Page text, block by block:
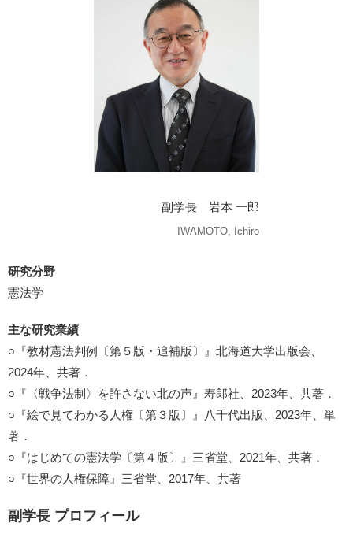
副学長 岩本 一郎
IWAMOTO, Ichiro
研究分野
憲法学
主な研究業績
○『教材憲法判例〔第５版・追補版〕』北海道大学出版会、
2024年、共著．
○『〈戦争法制〉を許さない北の声』寿郎社、2023年、共著．
○『絵で見てわかる人権〔第３版〕』八千代出版、2023年、単
著．
○『はじめての憲法学〔第４版〕』三省堂、2021年、共著．
○『世界の人権保障』三省堂、2017年、共著
副学長 プロフィール